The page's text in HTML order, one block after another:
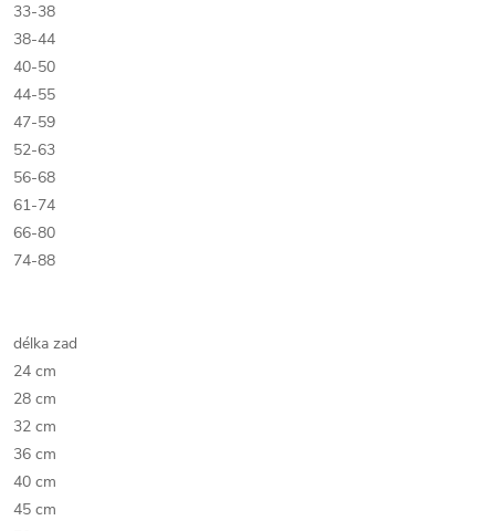
33-38
38-44
40-50
44-55
47-59
52-63
56-68
61-74
66-80
74-88
délka zad
24 cm
28 cm
32 cm
36 cm
40 cm
45 cm